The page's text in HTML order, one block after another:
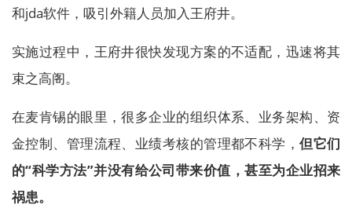
和jda软件，吸引外籍人员加入王府井。
实施过程中，王府井很快发现方案的不适配，迅速将其
束之高阁。
在麦肯锡的眼里，很多企业的组织体系、业务架构、资
金控制、管理流程、业绩考核的管理都不科学，但它们
的“科学方法”并没有给公司带来价值，甚至为企业招来
祸患。